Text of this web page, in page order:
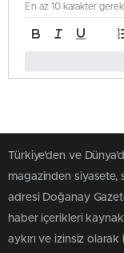
En az 10 karakter
Türkiye'den ve
magazinden siyasete,
adresi Doğanay
haber içerikleri kaynak
aykırı ve izinsiz